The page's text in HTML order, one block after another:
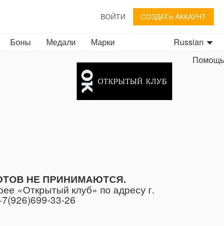
ВОЙТИ СОЗДАТЬ АККАУНТ
Боны Медали Марки
Russian
Помощь
НЕ ПРИНИМАЮТСЯ.
«Открытый клуб» по адресу г.
33-26